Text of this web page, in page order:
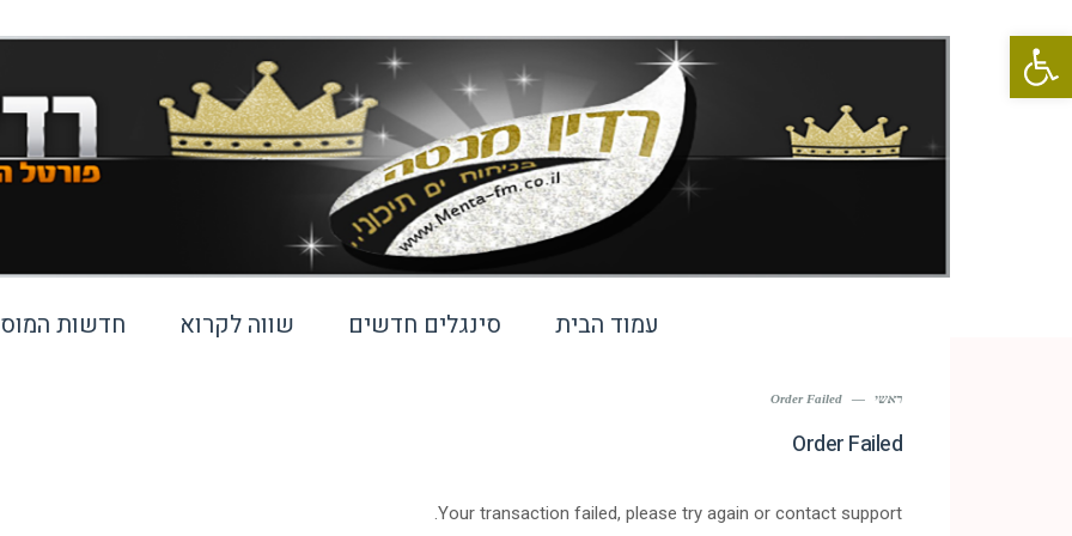
פתח סרגל נגישות
עמוד הבית סינגלים חדשים שווה לקרוא חדשות
ראשי —
Order Failed
Order Failed
Your transaction failed, please try again or contact support.